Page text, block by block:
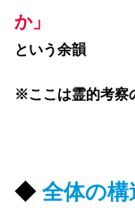
か」
という余韻
※ここは霊的考察
◆ 全体の構